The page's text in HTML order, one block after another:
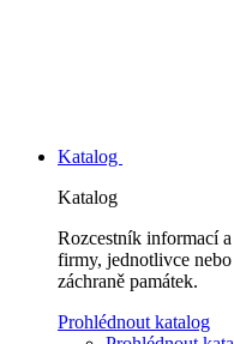
Katalog
Katalog
Rozcestník informací
firmy, jednotlivce
záchraně památek.
Prohlédnout katalog